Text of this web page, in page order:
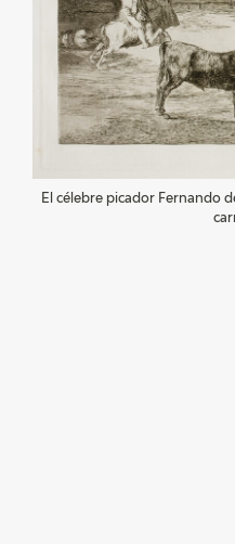
ONLINE SHOP
EDUCA
RECURSOS EDUCATIVOS
El célebre picador Fernando